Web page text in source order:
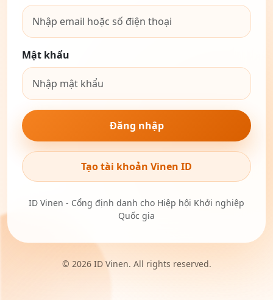
Mật khẩu
Đăng nhập
Tạo tài khoản Vinen ID
ID Vinen - Cổng định danh cho Hiệp hội Khởi nghiệp
Quốc gia
© 2026 ID Vinen. All rights reserved.